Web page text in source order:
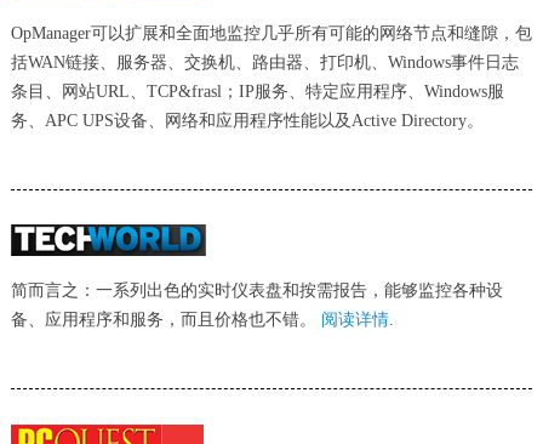
OpManager可以扩展和全面地监控几乎所有可能的网络节点和缝隙，包
括WAN链接、服务器、交换机、路由器、打印机、Windows事件日志
条目、网站URL、TCP&frasl；IP服务、特定应用程序、Windows服
务、APC UPS设备、网络和应用程序性能以及Active Directory。
简而言之：一系列出色的实时仪表盘和按需报告，能够监控各种设
备、应用程序和服务，而且价格也不错。 阅读详情.